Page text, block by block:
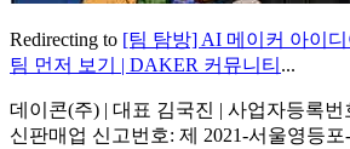
Redirecting to [팀 탐방] AI 메이커 아이
팀 먼저 보기 | DAKER 커뮤니티 ...
데이콘(주) | 대표 김국진 | 사업자등록번
신판매업 신고번호: 제 2021-서울영등포